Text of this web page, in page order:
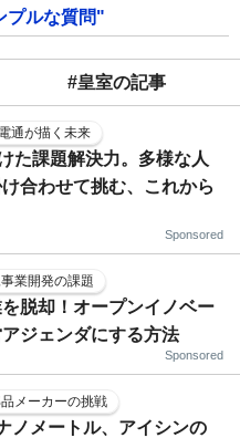
プルな質問"
#皇室の記事
通が描く未来
た課題解決力。多様な人
合わせて挑む、これから
Sponsored
業開発の課題
脱却！オープンイノベー
ジェンダにする方法
Sponsored
メーカーの挑戦
ノメートル、アイシンの